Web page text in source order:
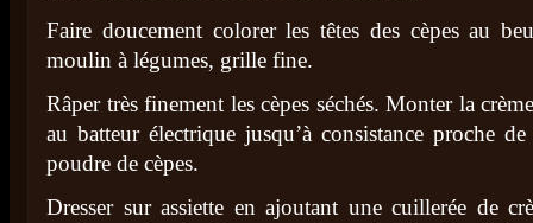
Faire doucement colorer les têtes des cèpes au
moulin à légumes, grille fine.
Râper très finement les cèpes séchés. Monter la
au batteur électrique jusqu’à consistance proche
poudre de cèpes.
Dresser sur assiette en ajoutant une cuillerée de